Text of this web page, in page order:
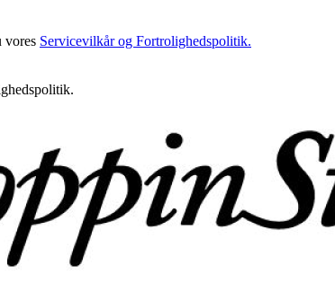
vores Servicevilkår og Fortrolighedspolitik.